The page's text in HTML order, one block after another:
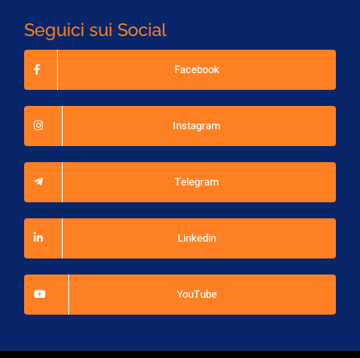
Seguici sui Social
Facebook
Instagram
Telegram
Linkedin
YouTube